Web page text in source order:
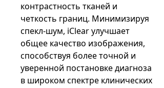
контрастность тканей и
четкость границ. Минимизируя
спекл-шум, iClear улучшает
общее качество изображения,
способствуя более точной и
уверенной постановке диагноза
в широком спектре клинических